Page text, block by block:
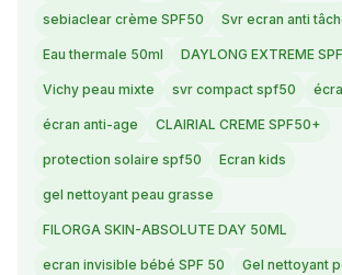
sebiaclear crème SPF50 Svr ecran anti
Eau thermale 50ml DAYLONG EXTREME
Vichy peau mixte svr compact spf50
écran anti-age CLAIRIAL CREME SPF50+
protection solaire spf50 Ecran kids
gel nettoyant peau grasse
FILORGA SKIN-ABSOLUTE DAY 50ML
ecran invisible bébé SPF 50 Gel nettoyant